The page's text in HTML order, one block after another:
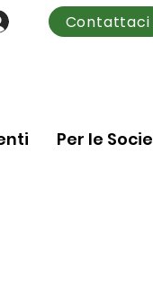
Contattaci
Per le Socie